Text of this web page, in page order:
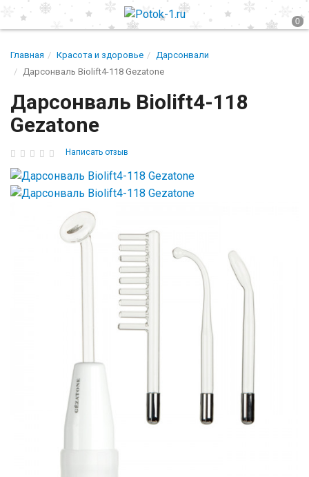
Главная Красота и здоровье
Дарсонвали
Дарсонваль Biolift4-118 Gezatone
Дарсонваль Biolift4-118
Gezatone
Написать отзыв